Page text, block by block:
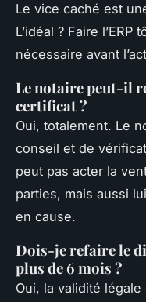
Le vice caché est
L’idéal ? Faire
nécessaire avant
Le notaire peut-il
certificat ?
Oui, totalement. Le
conseil et de
peut pas acter la
parties, mais aussi
en cause.
Dois-je refaire le
plus de 6 mois ?
Oui, la validité légale